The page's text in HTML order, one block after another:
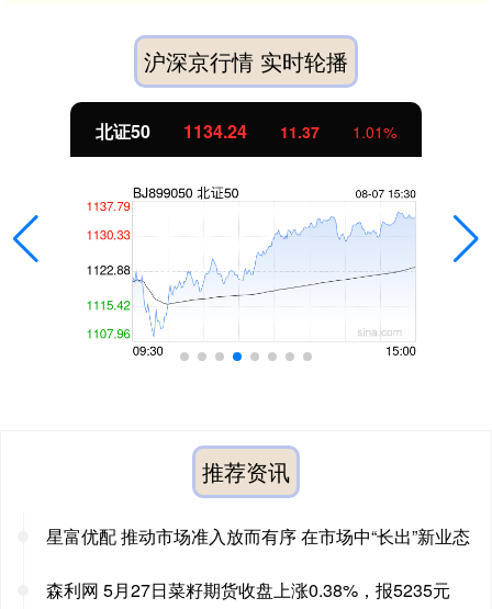
沪深京行情 实时轮播
北证50 1134.24 11.37 1.01%
推荐资讯
星富优配 推动市场准入放而有序 在市场中“长出”新业态
森利网 5月27日菜籽期货收盘上涨0.38%，报5235元